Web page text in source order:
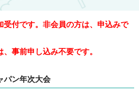
受付です。非会員の方は、申込みで
事前申し込み不要です。
パン年次大会